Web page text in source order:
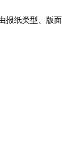
纸类型、